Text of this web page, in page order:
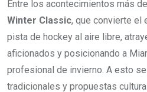
Entre los acontecimientos más
Winter Classic, que convierte el
pista de hockey al aire libre,
aficionados y posicionando a
profesional de invierno. A esto
tradicionales y propuestas